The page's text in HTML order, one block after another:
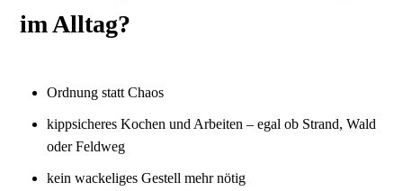
im Alltag?
Ordnung statt Chaos
kippsicheres Kochen und Arbeiten – egal ob Strand, Wald
oder Feldweg
kein wackeliges Gestell mehr nötig